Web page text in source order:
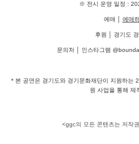
※ 전시 운영 일정 :
예매 │ 예매
후원 │ 경기도
문의처 │ 인스타그램
* 본 공연은 경기도와 경기문화재단이 지원하는
원 사업을 통해 제
<ggc의 모든 콘텐츠는 저작